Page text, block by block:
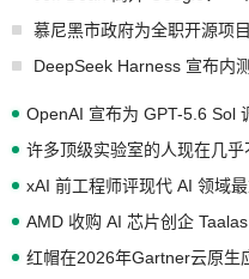
慕尼黑市政府为全职开源项
OpenAI 宣布为 GPT-5.6 Sol
许多顶级实验室的人现在几乎
xAI 前工程师评现代 AI 领域
红帽在2026年Gartner云原生